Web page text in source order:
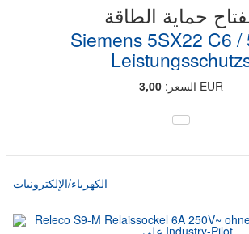
حماية الطاقة
Siemens 5SX22 C6 /
السعر: 3,00 EUR
الكهرباء/الإلكترونيات